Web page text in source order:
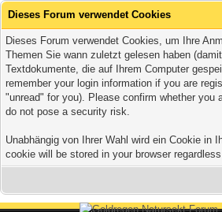
Dieses Forum verwendet Cookies
Dieses Forum verwendet Cookies, um Ihre
Themen Sie wann zuletzt gelesen haben
Textdokumente, die auf Ihrem Computer
remember your login information if you are
"unread" for you). Please confirm whether
do not pose a security risk.
Unabhängig von Ihrer Wahl wird ein Cookie in
cookie will be stored in your browser